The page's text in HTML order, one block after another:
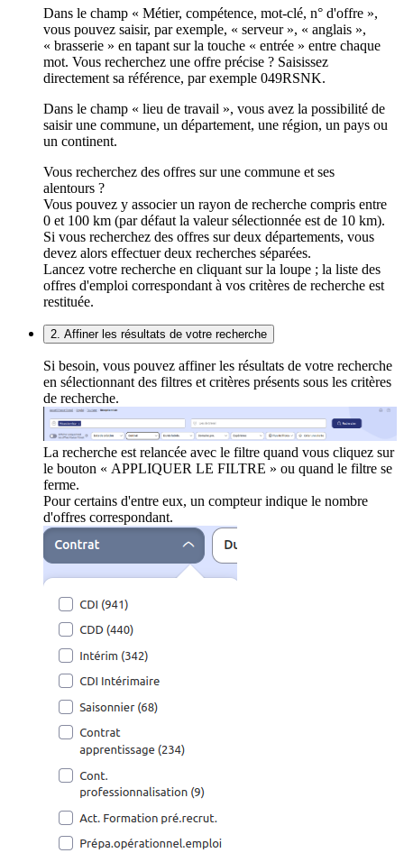
Dans le champ « Métier, compétence, mot-clé, n° d'offre »,
vous pouvez saisir, par exemple, « serveur », « anglais »,
« brasserie » en tapant sur la touche « entrée » entre chaque
mot. Vous recherchez une offre précise ? Saisissez
directement sa référence, par exemple 049RSNK.
Dans le champ « lieu de travail », vous avez la possibilité de
saisir une commune, un département, une région, un pays ou
un continent.
Vous recherchez des offres sur une commune et ses
alentours ?
Vous pouvez y associer un rayon de recherche compris entre
0 et 100 km (par défaut la valeur sélectionnée est de 10 km).
Si vous recherchez des offres sur deux départements, vous
devez alors effectuer deux recherches séparées.
Lancez votre recherche en cliquant sur la loupe ; la liste des
offres d'emploi correspondant à vos critères de recherche est
restituée.
2. Affiner les résultats de votre recherche
Si besoin, vous pouvez affiner les résultats de votre recherche
en sélectionnant des filtres et critères présents sous les critères
de recherche.
La recherche est relancée avec le filtre quand vous cliquez sur
le bouton « APPLIQUER LE FILTRE » ou quand le filtre se
ferme.
Pour certains d'entre eux, un compteur indique le nombre
d'offres correspondant.